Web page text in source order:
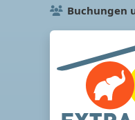
Buchungen